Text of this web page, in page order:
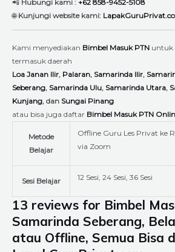
📲 Hubungi kami : +62 858-9452-5108
🌐Kunjungi website kami:
Kami menyediakan Bimbel Masuk PTN untuk
termasuk daerah
Loa Janan Ilir, Palaran, Samarinda Ilir,
Seberang, Samarinda Ulu, Samarinda Utara,
Kunjang, dan Sungai Pinang
atau bisa juga daftar Bimbel Masuk PTN
Metode
Belajar
Offline Guru Les Privat ke
via Zoom
Sesi Belajar 12 Sesi, 24 Sesi, 36 Sesi
13 reviews for Bimbel
Samarinda Seberang,
atau Offline, Semua Bisa